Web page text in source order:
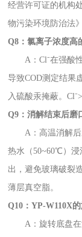
经营许可证的机构
物污染环境防治法》
Q8：氯离子浓度高
A：Cl⁻在强酸
导致COD测定结果
入硫酸汞掩蔽。
Q9：消解结束后磨
A：高温消解
热水（50~60℃）浸
出，避免玻璃破裂
薄层真空脂。
Q10：YP-W110X
A：旋转底盘